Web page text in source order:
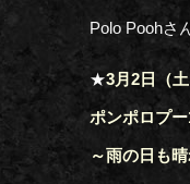
Polo Poohさ
★3月2日（
ポンポロプ
～雨の日も